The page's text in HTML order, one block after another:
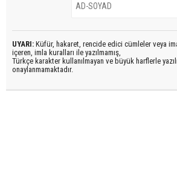
UYARI: Küfür, hakaret, rencide edici cümleler veya
içeren, imla kuralları ile yazılmamış,
Türkçe karakter kullanılmayan ve büyük harflerle
onaylanmamaktadır.